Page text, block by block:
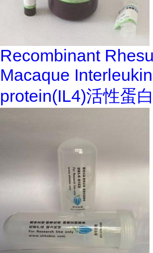
Recombinant
Macaque
protein(IL4)活性蛋白